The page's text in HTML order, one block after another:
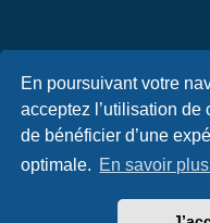
En poursuivant votre
acceptez l’utilisation de
de bénéficier d’une
optimale. En savoir